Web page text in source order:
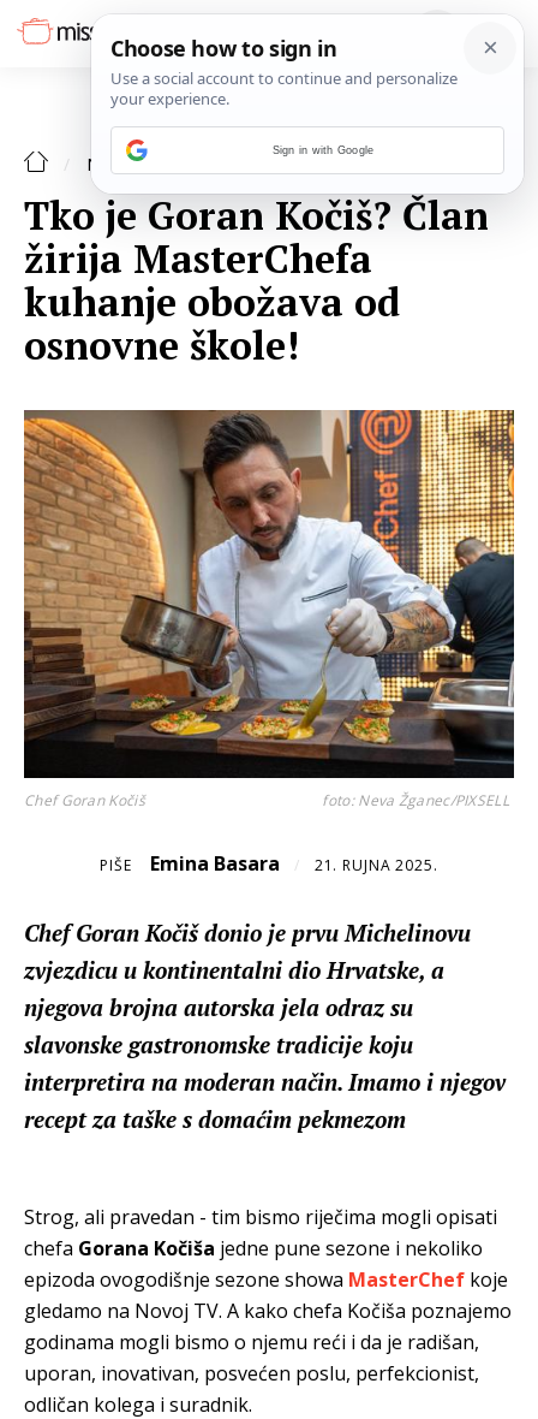
NAJAVE
Tko je Goran Kočiš? Član
žirija MasterChefa
kuhanje obožava od
osnovne škole!
Chef Goran Kočiš foto: Neva Žganec/PIXSELL
PIŠE Emina Basara / 21. RUJNA 2025.
Chef Goran Kočiš donio je prvu Michelinovu
zvjezdicu u kontinentalni dio Hrvatske, a
njegova brojna autorska jela odraz su
slavonske gastronomske tradicije koju
interpretira na moderan način. Imamo i njegov
recept za taške s domaćim pekmezom
Strog, ali pravedan - tim bismo riječima mogli opisati
chefa Gorana Kočiša jedne pune sezone i nekoliko
epizoda ovogodišnje sezone showa MasterChef koje
gledamo na Novoj TV. A kako chefa Kočiša poznajemo
godinama mogli bismo o njemu reći i da je radišan,
uporan, inovativan, posvećen poslu, perfekcionist,
odličan kolega i suradnik.
Sign in with Google